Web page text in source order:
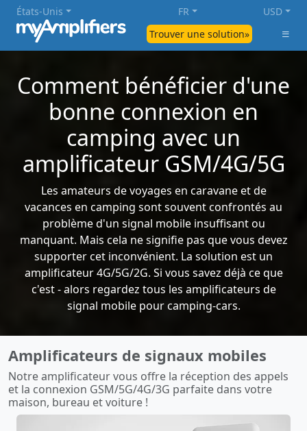
Trouver une solution»
États-Unis FR USD
Comment bénéficier d'une
bonne connexion en
camping avec un
amplificateur GSM/4G/5G
Les amateurs de voyages en caravane et de
vacances en camping sont souvent confrontés au
problème d'un signal mobile insuffisant ou
manquant. Mais cela ne signifie pas que vous devez
supporter cet inconvénient. La solution est un
amplificateur 4G/5G/2G. Si vous savez déjà ce que
c'est - alors regardez tous les amplificateurs de
signal mobile pour camping-cars.
Amplificateurs de signaux mobiles
Notre amplificateur vous offre la réception des appels
et la connexion GSM/5G/4G/3G parfaite dans votre
maison, bureau et voiture !